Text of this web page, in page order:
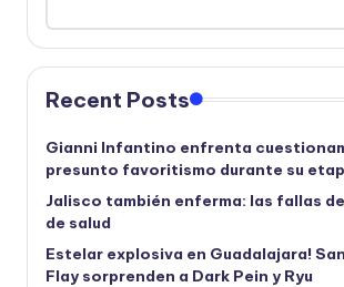
Recent Posts
Gianni Infantino enfrenta
presunto favoritismo durante su
Jalisco también enferma: las fallas
de salud
Estelar explosiva en Guadalajara!
Flay sorprenden a Dark Pein y Ryu